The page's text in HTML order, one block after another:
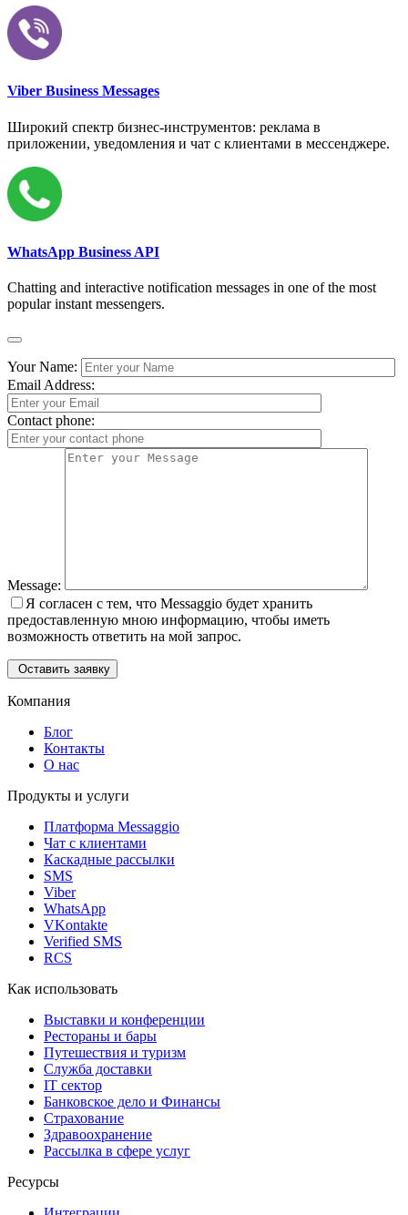
Viber Business Messages
Широкий спектр бизнес-инструментов: реклама в
приложении, уведомления и чат с клиентами в мессенджере.
WhatsApp Business API
Chatting and interactive notification messages in one of the most
popular instant messengers.
Your Name:
Email Address:
Contact phone:
Message:
Я согласен с тем, что Messaggio будет хранить
предоставленную мною информацию, чтобы иметь
возможность ответить на мой запрос.
Оставить заявку
Компания
Блог
Контакты
О нас
Продукты и услуги
Платформа Messaggio
Чат с клиентами
Каскадные рассылки
SMS
Viber
WhatsApp
VKontakte
Verified SMS
RCS
Как использовать
Выставки и конференции
Рестораны и бары
Путешествия и туризм
Служба доставки
IT сектор
Банковское дело и Финансы
Страхование
Здравоохранение
Рассылка в сфере услуг
Ресурсы